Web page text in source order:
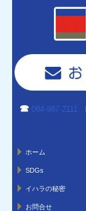
☎ 084-987-2111
ホーム
SDGs
イハラの秘密
お問合せ